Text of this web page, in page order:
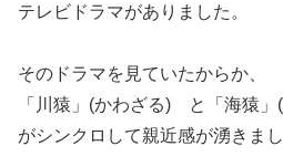
テレビドラマがありました。
そのドラマを見ていたからか、
「川猿」(かわざる) と「海猿」
がシンクロして親近感が湧きまし